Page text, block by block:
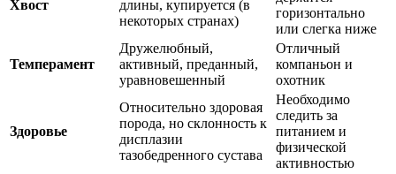
Хвост
длины, купируется (в
некоторых странах)
горизонтально
или слегка ниже
Темперамент
Дружелюбный,
активный, преданный,
уравновешенный
Отличный
компаньон и
охотник
Здоровье
Относительно здоровая
порода, но склонность к
дисплазии
тазобедренного сустава
Необходимо
следить за
питанием и
физической
активностью